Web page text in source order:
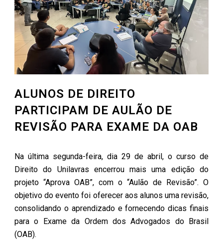
ALUNOS DE DIREITO
PARTICIPAM DE AULÃO DE
REVISÃO PARA EXAME DA OAB
Na última segunda-feira, dia 29 de abril, o curso de
Direito do Unilavras encerrou mais uma edição do
projeto “Aprova OAB”, com o “Aulão de Revisão”. O
objetivo do evento foi oferecer aos alunos uma revisão,
consolidando o aprendizado e fornecendo dicas finais
para o Exame da Ordem dos Advogados do Brasil
(OAB).